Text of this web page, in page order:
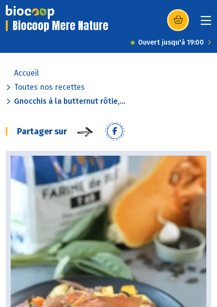
Biocoop Mere Nature (s’ouvre dans
Ouvert jusqu'à 19:00
Accueil
Toutes nos recettes
Gnocchis à la butternut rôtie,...
Partager sur